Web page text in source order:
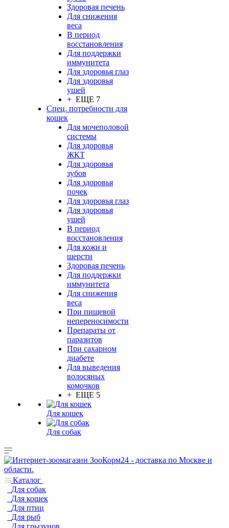
Здоровая печень
Для снижения
веса
В период
восстановления
Для поддержки
иммунитета
Для здоровья глаз
Для здоровья
ушей
+ ЕЩЕ 7
Спец. потребности для
кошек
Для мочеполовой
системы
Для здоровья
ЖКТ
Для здоровья
зубов
Для здоровья
почек
Для здоровья глаз
Для здоровья
ушей
В период
восстановления
Для кожи и
шерсти
Здоровая печень
Для поддержки
иммунитета
Для снижения
веса
При пищевой
непереносимости
Препараты от
паразитов
При сахарном
диабете
Для выведения
волосяных
комочков
+ ЕЩЕ 5
Для кошек
Для собак
Каталог
Для собак
Для кошек
Для птиц
Для рыб
Для грызунов